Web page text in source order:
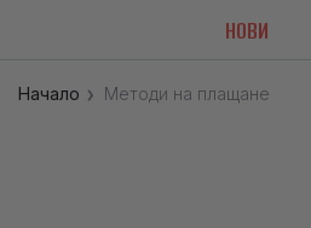
НОВИ
Начало Методи на плащане